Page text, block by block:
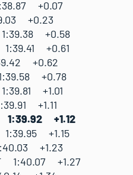
+0.07
+0.23
+0.58
+0.61
+0.62
+0.78
+1.01
+1.11
1:39.92 +1.12
1:39.95 +1.15
+1.23
1:40.07 +1.27